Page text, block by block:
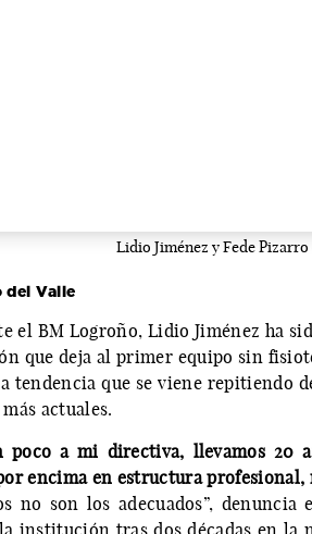
Lidio Jiménez y Fede
Valle
el BM Logroño, Lidio Jiménez ha
que deja al primer equipo sin
tendencia que se viene repitiendo
actuales.
poco a mi directiva, llevamos 20
encima en estructura
no son los adecuados”,